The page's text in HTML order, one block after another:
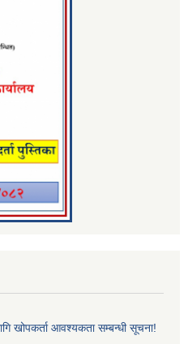
खोपकर्ता आवश्यकता सम्बन्धी सूचना!